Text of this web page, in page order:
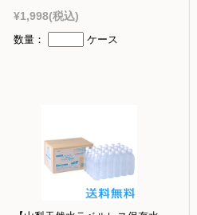
¥1,998(税込)
数量： ケース